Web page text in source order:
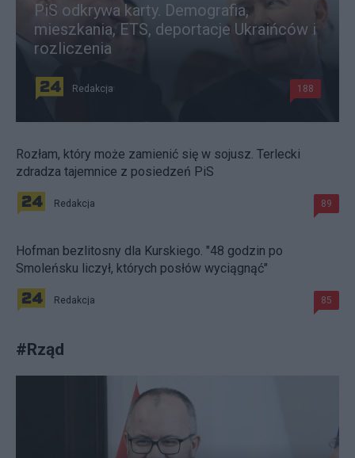
PiS odkrywa karty. Demografia,
mieszkania, ETS, deportacje Ukraińców i
rozliczenia
Redakcja 188
Rozłam, który może zamienić się w sojusz. Terlecki
zdradza tajemnice z posiedzeń PiS
Redakcja 89
Hofman bezlitosny dla Kurskiego. "48 godzin po
Smoleńsku liczył, których posłów wyciągnąć"
Redakcja 85
#Rząd